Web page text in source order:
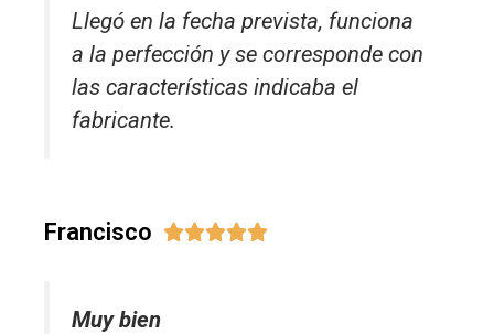
Llegó en la fecha prevista, funciona
a la perfección y se corresponde con
las características indicaba el
fabricante.
Francisco 
Muy bien